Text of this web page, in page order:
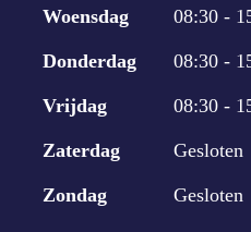
Woensdag 08:30 -
Donderdag 08:30 -
Vrijdag 08:30 -
Zaterdag Gesloten
Zondag Gesloten